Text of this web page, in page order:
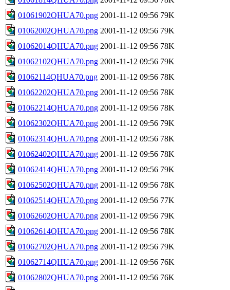
01061902QHUA70.png 2001-11-12 09:56 79K
01062002QHUA70.png 2001-11-12 09:56 79K
01062014QHUA70.png 2001-11-12 09:56 78K
01062102QHUA70.png 2001-11-12 09:56 79K
01062114QHUA70.png 2001-11-12 09:56 78K
01062202QHUA70.png 2001-11-12 09:56 78K
01062214QHUA70.png 2001-11-12 09:56 78K
01062302QHUA70.png 2001-11-12 09:56 79K
01062314QHUA70.png 2001-11-12 09:56 78K
01062402QHUA70.png 2001-11-12 09:56 78K
01062414QHUA70.png 2001-11-12 09:56 79K
01062502QHUA70.png 2001-11-12 09:56 78K
01062514QHUA70.png 2001-11-12 09:56 77K
01062602QHUA70.png 2001-11-12 09:56 79K
01062614QHUA70.png 2001-11-12 09:56 78K
01062702QHUA70.png 2001-11-12 09:56 79K
01062714QHUA70.png 2001-11-12 09:56 76K
01062802QHUA70.png 2001-11-12 09:56 76K